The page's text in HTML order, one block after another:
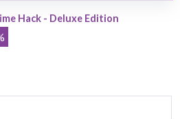
Hack - Deluxe Edition